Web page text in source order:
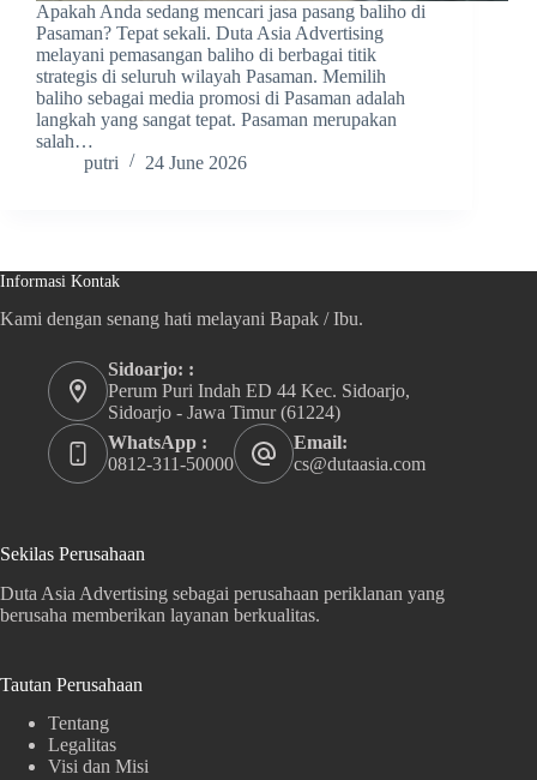
Apakah Anda sedang mencari jasa pasang baliho di
Pasaman? Tepat sekali. Duta Asia Advertising
melayani pemasangan baliho di berbagai titik
strategis di seluruh wilayah Pasaman. Memilih
baliho sebagai media promosi di Pasaman adalah
langkah yang sangat tepat. Pasaman merupakan
salah…
putri
24 June 2026
Informasi Kontak
Kami dengan senang hati melayani Bapak / Ibu.
Sidoarjo: :
Perum Puri Indah ED 44 Kec. Sidoarjo,
Sidoarjo - Jawa Timur (61224)
WhatsApp :
0812-311-50000
Email:
cs@dutaasia.com
Sekilas Perusahaan
Duta Asia Advertising sebagai perusahaan periklanan yang
berusaha memberikan layanan berkualitas.
Tautan Perusahaan
Tentang
Legalitas
Visi dan Misi